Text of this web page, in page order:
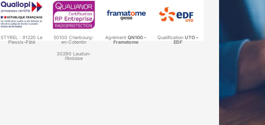
STYREL : 91220 Le
Plessis-Pâté
50100 Cherbourg-
en-Cotentin
30290 Laudun-
l’Ardoise
Agrément QN100 –
Framatome
Qualification UTO –
EDF